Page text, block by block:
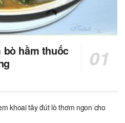
hầm thuốc
khoai tây đút lò thơm ngon cho